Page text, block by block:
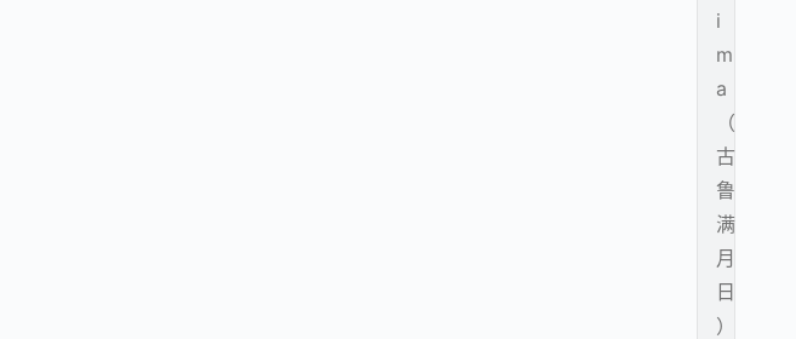
i
m
a
（
古
鲁
满
月
日
）